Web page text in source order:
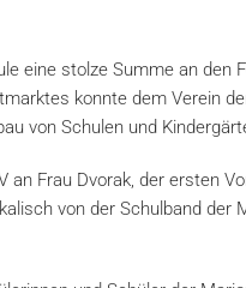
eine stolze Summe an den
konnte dem Verein
von Schulen und
Frau Dvorak, der ersten
von der Schulband